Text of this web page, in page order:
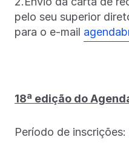
pelo seu superior
para o e-mail
18ª edição do
Período de